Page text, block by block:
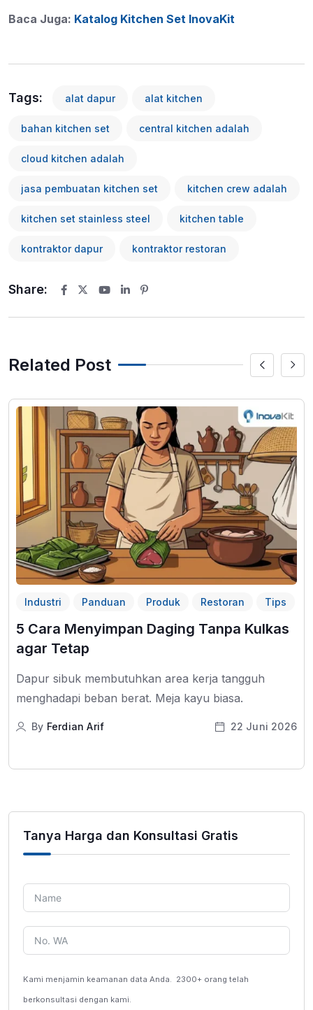
Baca Juga: Katalog Kitchen Set InovaKit
Tags: alat dapur alat kitchen
bahan kitchen set central kitchen adalah
cloud kitchen adalah
jasa pembuatan kitchen set kitchen crew adalah
kitchen set stainless steel kitchen table
kontraktor dapur kontraktor restoran
Share:
Youtube
LinkedIn
Related Post
Industri Panduan Produk Restoran Tips
5 Cara Menyimpan Daging Tanpa Kulkas
agar Tetap
Dapur sibuk membutuhkan area kerja tangguh
menghadapi beban berat. Meja kayu biasa.
By Ferdian Arif 22 Juni 2026
Tanya Harga dan Konsultasi Gratis
Kami menjamin keamanan data Anda. 2300+ orang telah
berkonsultasi dengan kami.